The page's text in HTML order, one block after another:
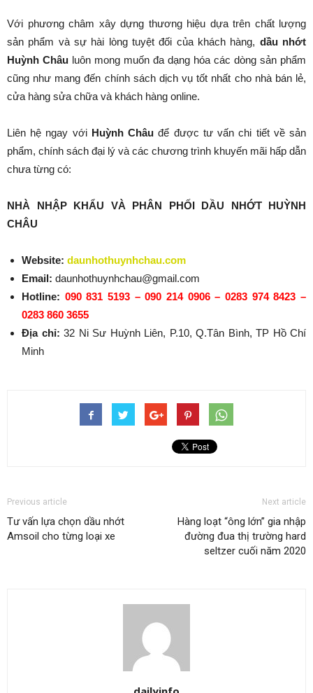
Với phương châm xây dựng thương hiệu dựa trên chất lượng
sản phẩm và sự hài lòng tuyệt đối của khách hàng, dầu nhớt
Huỳnh Châu luôn mong muốn đa dạng hóa các dòng sản phẩm
cũng như mang đến chính sách dịch vụ tốt nhất cho nhà bán lẻ,
cửa hàng sửa chữa và khách hàng online.
Liên hệ ngay với Huỳnh Châu để được tư vấn chi tiết về sản
phẩm, chính sách đại lý và các chương trình khuyến mãi hấp dẫn
chưa từng có:
NHÀ NHẬP KHẨU VÀ PHÂN PHỐI DẦU NHỚT HUỲNH
CHÂU
Website: daunhothuynhchau.com
Email: daunhothuynhchau@gmail.com
Hotline: 090 831 5193 – 090 214 0906 – 0283 974 8423 –
0283 860 3655
Địa chỉ: 32 Ni Sư Huỳnh Liên, P.10, Q.Tân Bình, TP Hồ Chí
Minh
Previous article
Tư vấn lựa chọn dầu nhớt
Amsoil cho từng loại xe
Next article
Hàng loạt “ông lớn” gia nhập
đường đua thị trường hard
seltzer cuối năm 2020